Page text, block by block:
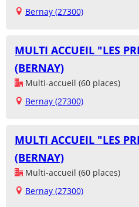
Bernay (27300)
MULTI ACCUEIL "LES
(BERNAY)
Multi-accueil (60 places)
Bernay (27300)
MULTI ACCUEIL "LES
(BERNAY)
Multi-accueil (60 places)
Bernay (27300)